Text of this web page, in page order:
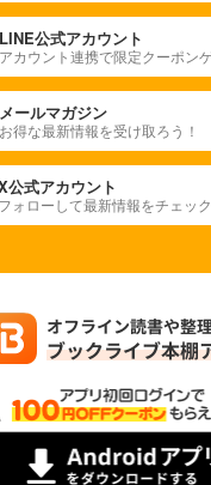
LINE公式アカウント
アカウント連携で限定クーポン
メールマガジン
お得な最新情報を受け取ろう！
公式アカウント
フォローして最新情報をチェック